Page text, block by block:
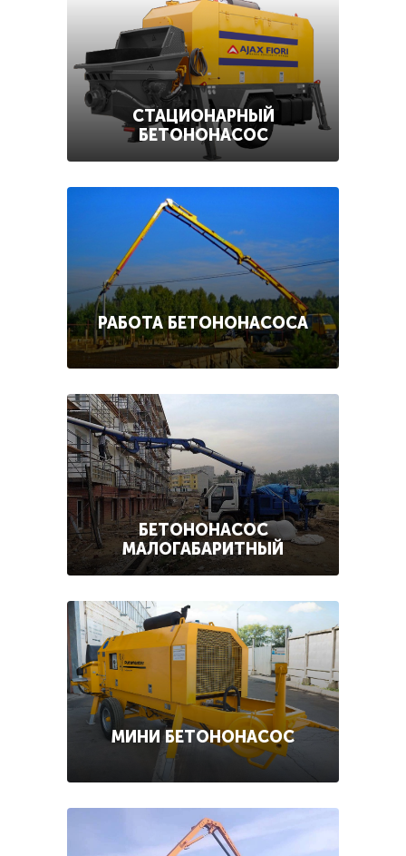
СТАЦИОНАРНЫЙ
БЕТОНОНАСОС
РАБОТА БЕТОНОНАСОСА
БЕТОНОНАСОС
МАЛОГАБАРИТНЫЙ
МИНИ БЕТОНОНАСОС